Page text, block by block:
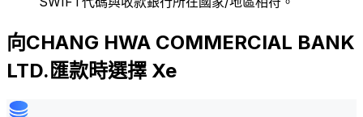
向CHANG HWA COMMERCIAL BANK
LTD.匯款時選擇 Xe